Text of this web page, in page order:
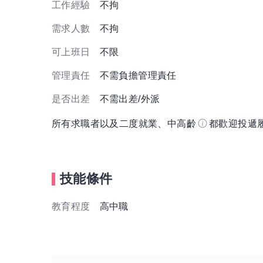
工作經驗 不拘
需求人數 不拘
可上班日 不限
管理責任 不需負擔管理責任
是否出差 不需出差/外派
所有求職者以及二度就業、中高齡 都歡迎投遞
技能條件
教育程度 高中職